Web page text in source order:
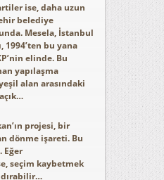
ise, daha uzun
belediye
Mesela, İstanbul
1994’ten bu yana
elinde. Bu
yapılaşma
alan arasındaki
projesi, bir
dönme işareti. Bu
Eğer
seçim kaybetmek